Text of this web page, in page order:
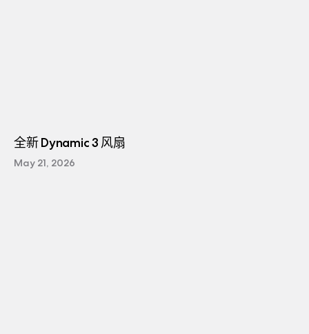
全新 Dynamic 3 风扇
May 21, 2026